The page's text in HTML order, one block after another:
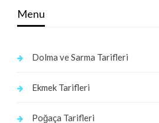
Menu
Dolma ve Sarma Tarifleri
Ekmek Tarifleri
Poğaça Tarifleri